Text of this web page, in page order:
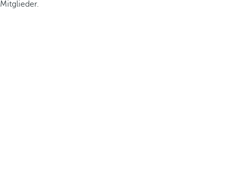
Mitglieder.